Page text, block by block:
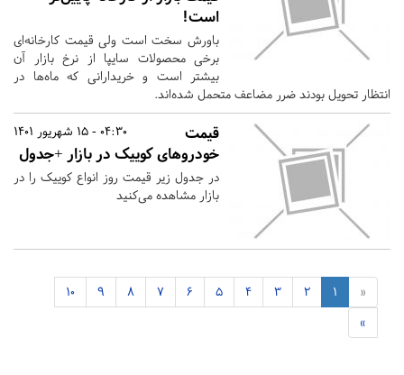
است!
باورش سخت است ولی قیمت کارخانه‌ای
برخی محصولات سایپا از نرخ بازار آن
بیشتر است و خریدارانی که ماه‌ها در
انتظار تحویل بودند ضرر مضاعف متحمل شده‌اند.
04:30 - 15 شهریور 1401
قیمت
خودروهای کوییک در بازار +جدول
در جدول زیر قیمت روز انواع کوییک را در
بازار مشاهده می‌کنید
«
1
2
3
4
5
6
7
8
9
10
»